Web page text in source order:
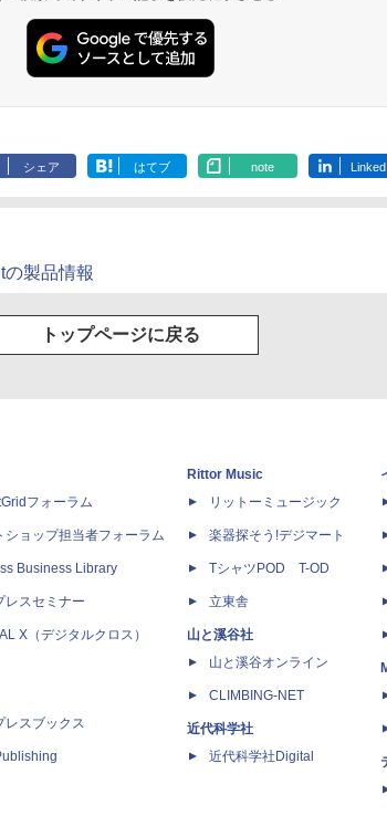
シェア はてブ note
製品情報
トップページに戻る
フォーラム
ショップ担当者フォーラム
Business Library
レスセミナー
X（デジタルクロス）
レスブックス
Rittor Music
リットーミュージック
楽器探そう!デジマート
TシャツPOD T-OD
立東舎
山と溪谷社
山と溪谷オンライン
CLIMBING-NET
近代科学社
近代科学社Digital